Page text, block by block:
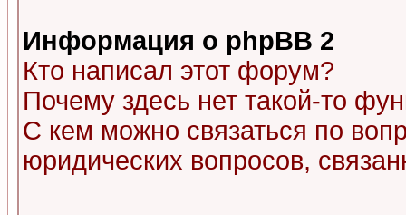
Информация о phpBB 2
Кто написал этот форум?
Почему здесь нет такой-то
С кем можно связаться по
юридических вопросов,